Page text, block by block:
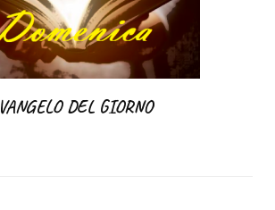
VANGELO DEL GIORNO